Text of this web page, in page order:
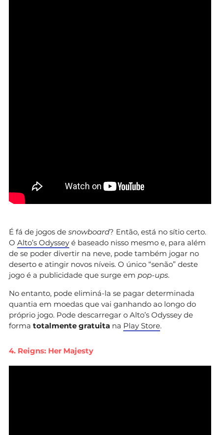
É fá de jogos de snowboard? Então, está no sítio certo.
O Alto’s Odyssey é baseado nisso mesmo e, para além
de se poder divertir na neve, pode também jogar no
deserto e atingir novos níveis. O único “senão” deste
jogo é a publicidade que surge em pop-ups.
No entanto, pode eliminá-la se pagar determinada
quantia em moedas que vai ganhando ao longo do
próprio jogo. Pode descarregar o Alto’s Odyssey de
forma totalmente gratuita na Play Store.
4. Reigns: Her Majesty